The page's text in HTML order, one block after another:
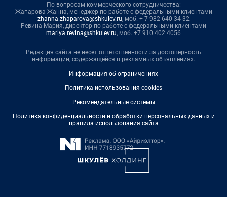
По вопросам коммерческого сотрудничества:
Жапарова Жанна, менеджер по работе с федеральными клиентами
zhanna.zhaparova@shkulev.ru, моб. + 7 982 640 34 32
Ревина Мария, директор по работе с федеральными клиентами
mariya.revina@shkulev.ru, моб. +7 910 402 4056
Редакция сайта не несет ответственности за достоверность
информации, содержащейся в рекламных объявлениях.
Информация об ограничениях
Политика использования cookies
Рекомендательные системы
Политика конфиденциальности и обработки персональных данных и
правила использования сайта